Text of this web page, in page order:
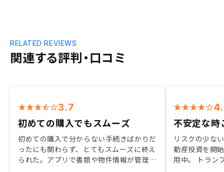
関連する評判・口コミ
RELATED REVIEWS
3.7
初めての購入でもスムーズ
初めての購入で分からない手続きばかりだ
ったにも関わらず、とてもスムーズに終え
られた。アプリで書類や物件情報が管理で
不安定な時
リスクの少な
動産投資を開
用中。 トラン